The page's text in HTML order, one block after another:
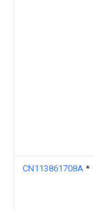
CN113861708A *